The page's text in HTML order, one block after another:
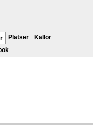
Platser
Källor